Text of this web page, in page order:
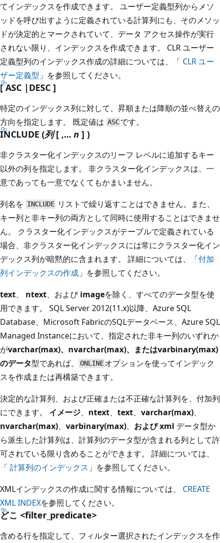
てインデックスを作成できます。 ユーザー定義型列からメソ
ッドを呼び出すように定義されている計算列にも、そのメソッ
ドが決定的とマークされていて、データ アクセス操作が実行
されない限り、インデックスを作成できます。 CLR ユーザー
定義型列のインデックス作成の詳細については、「 CLR ユー
ザー定義型 」を参照してください。
[ ASC |DESC ]
特定のインデックス列に対して、昇順または降順の並べ替えの
方向を指定します。 既定値は ASC です。
INCLUDE (列[ ,... n ] )
非クラスター化インデックスのリーフ レベルに追加するキー
以外の列を指定します。 非クラスター化インデックスは、一
意であっても一意でなくてもかまいません。
列名を INCLUDE リストで繰り返すことはできません。また、
キー列と非キー列の両方として同時に使用することはできませ
ん。 クラスター化インデックスがテーブルで定義されている
場合、非クラスター化インデックスには常にクラスター化イン
デックス列が暗黙的に含まれます。 詳細については、「付加
列インデックスの作成 」を参照してください。
text、 ntext、およびimageを除く、すべてのデータ型を使
用できます。 SQL Server 2012(11.x)以降、Azure SQL
Database、Microsoft FabricのSQLデータベース、Azure SQL
Managed Instanceにおいて、指定された非キー列のいずれか
がvarchar(max)、 nvarchar(max)、
またはvarbinary(max)
のデータ型であれば、 ONLINE オプションを使ってインデック
スを作成または再構築できます。
決定的な計算列、および正確または不正確な計算列を、付加列
にできます。 イメージ、 ntext、 text、 varchar(max)、
nvarchar(max)、 varbinary(max)、 および xml データ型か
ら派生した計算列は、計算列のデータ型が含まれる列として許
可されている限り含めることができます。 詳細については、
「 計算列のインデックス 」を参照してください。
XMLインデックスの作成に関する情報については、 CREATE
XML INDEXを参照してください。
どこ <filter_predicate>
含める行を指定して、フィルター選択されたインデックスを作